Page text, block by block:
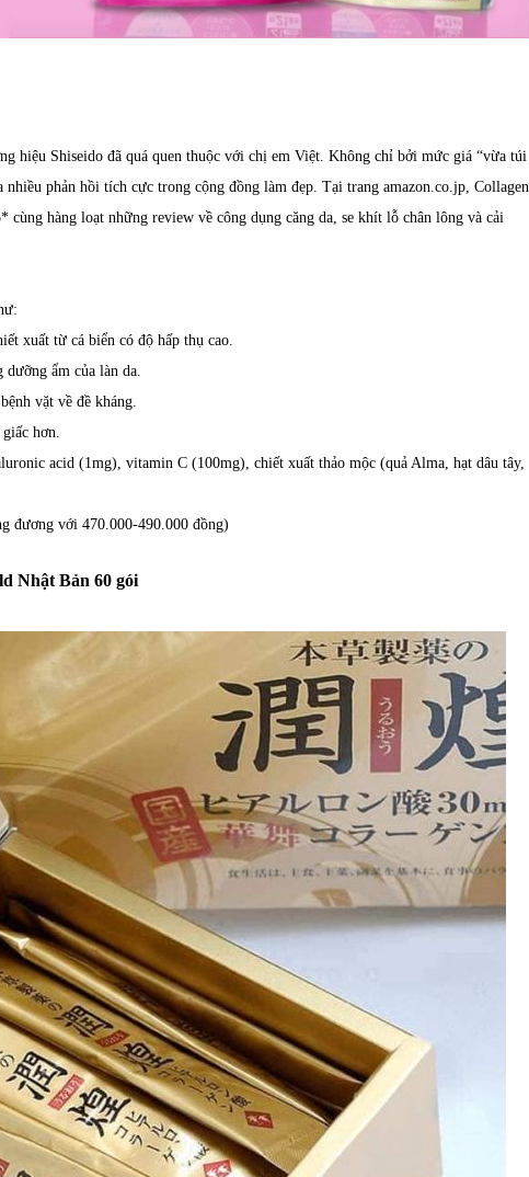
hiệu Shiseido đã quá quen thuộc với chị em Việt. Không chỉ bởi mức giá “vừa túi
phản hồi tích cực trong cộng đồng làm đẹp. Tại trang amazon.co.jp, Collagen
cùng hàng loạt những review về công dụng căng da, se khít lỗ chân lông và cải
xuất từ cá biển có độ hấp thụ cao.
ẩm của làn da.
vặt về đề kháng.
hơn.
acid (1mg), vitamin C (100mg), chiết xuất thảo mộc (quả Alma, hạt dâu tây,
đương với 470.000-490.000 đồng)
Nhật Bản 60 gói